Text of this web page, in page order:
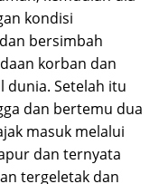
kondisi
bersimbah
korban dan
dunia. Setelah itu
dan bertemu dua
masuk melalui
dan ternyata
tergeletak dan